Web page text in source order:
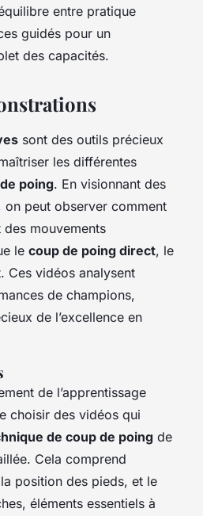
entre pratique
guidés pour un
des capacités.
sont des outils précieux
les différentes
poing. En visionnant des
on peut observer comment
mouvements
le coup de poing direct, le
Ces vidéos analysent
de champions,
de l’excellence en
de l’apprentissage
choisir des vidéos qui
de coup de poing de
Cela comprend
position des pieds, et le
éléments essentiels à